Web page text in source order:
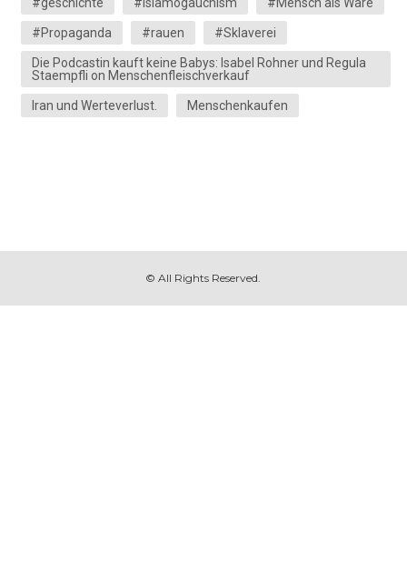
#Propaganda #rauen #Sklaverei
Die Podcastin kauft keine Babys: Isabel Rohner und Regula
Staempfli on Menschenfleischverkauf
Iran und Werteverlust. Menschenkaufen
© All Rights Reserved.